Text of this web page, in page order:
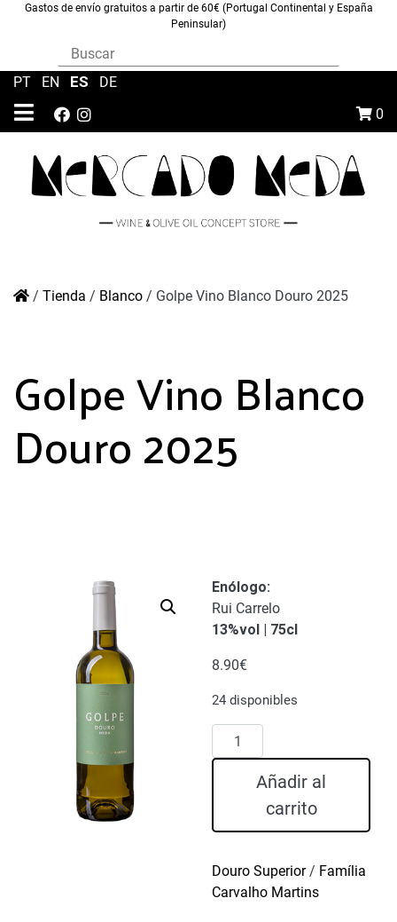
Gastos de envío gratuitos a partir de 60€ (Portugal Continental y España
Peninsular)
0
PT EN ES DE
/ Tienda / Blanco / Golpe Vino Blanco Douro 2025
Golpe Vino Blanco
Douro 2025
Enólogo:
Rui Carrelo
13%vol | 75cl
8.90€
24 disponibles
Golpe
Vino
Añadir al
carrito
Douro Superior/ Família
Carvalho Martins